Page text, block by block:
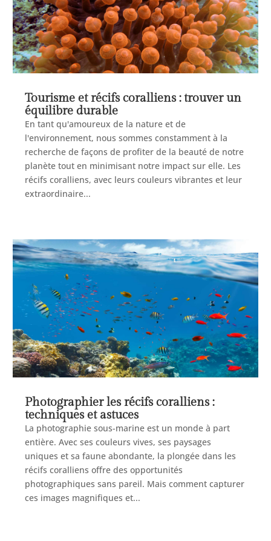
Tourisme et récifs coralliens : trouver un
équilibre durable
En tant qu'amoureux de la nature et de
l'environnement, nous sommes constamment à la
recherche de façons de profiter de la beauté de notre
planète tout en minimisant notre impact sur elle. Les
récifs coralliens, avec leurs couleurs vibrantes et leur
extraordinaire...
Photographier les récifs coralliens :
techniques et astuces
La photographie sous-marine est un monde à part
entière. Avec ses couleurs vives, ses paysages
uniques et sa faune abondante, la plongée dans les
récifs coralliens offre des opportunités
photographiques sans pareil. Mais comment capturer
ces images magnifiques et...